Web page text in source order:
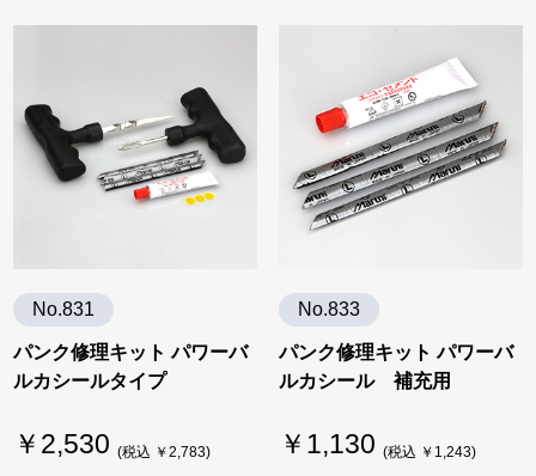
No.831
パンク修理キット パワーバ
ルカシールタイプ
￥2,530 (税込 ￥2,783)
No.833
パンク修理キット パワーバ
ルカシール 補充用
￥1,130 (税込 ￥1,243)